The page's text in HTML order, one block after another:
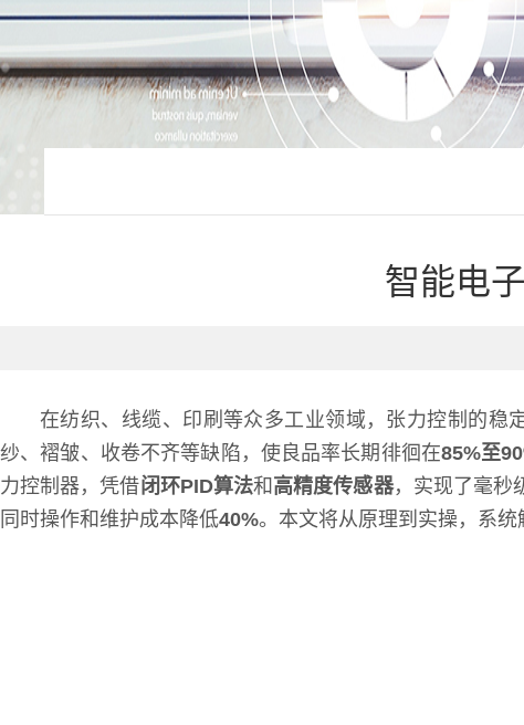
智能电
在纺织、线缆、印刷等众多工业领域，张力控制的稳
纱、褶皱、收卷不齐等缺陷，使良品率长期徘徊在85%至
力控制器，凭借闭环PID算法和 高精度传感器，实现了毫秒
同时操作和维护成本降低40%。本文将从原理到实操，系统